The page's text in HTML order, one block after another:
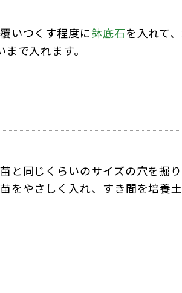
いつくす程度に鉢底石を入れて
で入れます。
と同じくらいのサイズの穴を掘
をやさしく入れ、すき間を培養